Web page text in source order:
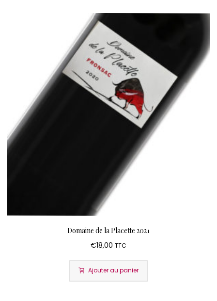
Domaine de la Placette 2021
€18,00 TTC
Ajouter au panier